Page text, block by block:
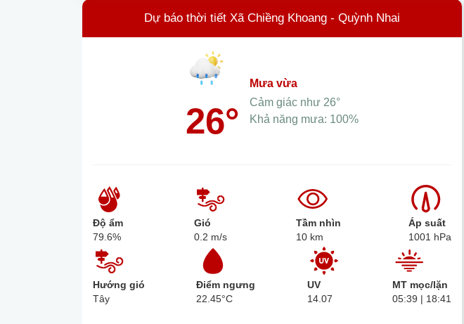
Dự báo thời tiết Xã Chiềng Khoang - Quỳnh Nhai
26°
mưa vừa
Cảm giác như 26°
Khả năng mưa: 100%
Độ ẩm
79.6%
Gió
0.2 m/s
Tầm nhìn
10 km
Áp suất
1001 hPa
Hướng gió
Tây
Điểm ngưng
22.45°C
UV
14.07
MT mọc/lặn
05:39 | 18:41